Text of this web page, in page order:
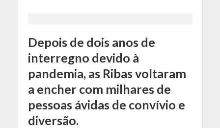
Depois de dois anos de
interregno devido à
pandemia, as Ribas voltaram
a encher com milhares de
pessoas ávidas de convívio e
diversão.